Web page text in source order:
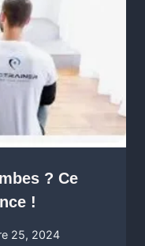
? Ce
!
25, 2024